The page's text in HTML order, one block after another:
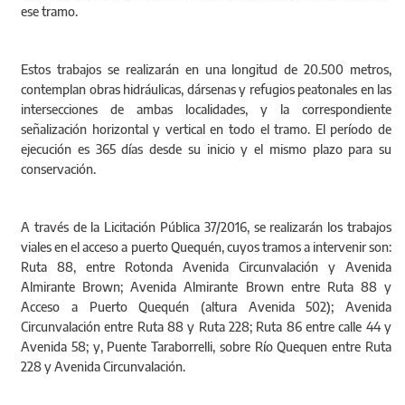
ese tramo.
Estos trabajos se realizarán en una longitud de 20.500 metros,
contemplan obras hidráulicas, dársenas y refugios peatonales en las
intersecciones de ambas localidades, y la correspondiente
señalización horizontal y vertical en todo el tramo. El período de
ejecución es 365 días desde su inicio y el mismo plazo para su
conservación.
A través de la Licitación Pública 37/2016, se realizarán los trabajos
viales en el acceso a puerto Quequén, cuyos tramos a intervenir son:
Ruta 88, entre Rotonda Avenida Circunvalación y Avenida
Almirante Brown; Avenida Almirante Brown entre Ruta 88 y
Acceso a Puerto Quequén (altura Avenida 502); Avenida
Circunvalación entre Ruta 88 y Ruta 228; Ruta 86 entre calle 44 y
Avenida 58; y, Puente Taraborrelli, sobre Río Quequen entre Ruta
228 y Avenida Circunvalación.